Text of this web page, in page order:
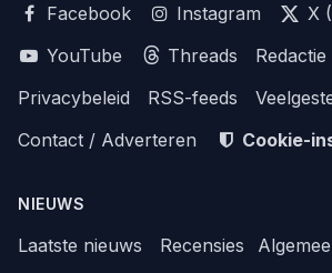
Facebook Instagram
X
YouTube
Threads Redactie
Privacybeleid
RSS-feeds
Contact / Adverteren
Cookie-
NIEUWS
Laatste nieuws Recensies